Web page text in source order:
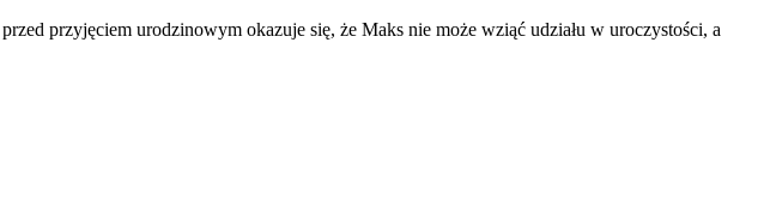
przyjęciem urodzinowym okazuje się, że Maks nie może wziąć udziału w uroczystości, a